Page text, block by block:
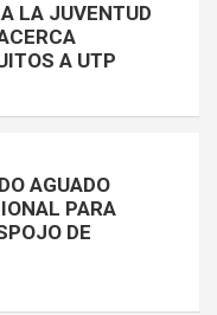
LA JUVENTUD
A UTP
AGUADO
PARA
DE